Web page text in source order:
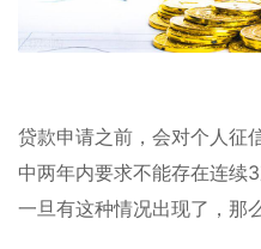
贷款申请之前，会对个人征
中两年内要求不能存在连续
一旦有这种情况出现了，那